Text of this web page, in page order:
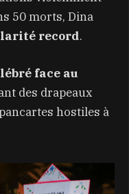
50 morts, Dina
record.
face au
des drapeaux
hostiles à